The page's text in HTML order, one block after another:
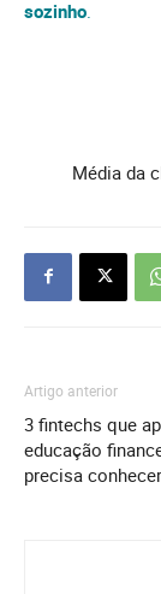
sozinho
Média da
Artigo anterior
3 fintechs que
educação
precisa conhecer